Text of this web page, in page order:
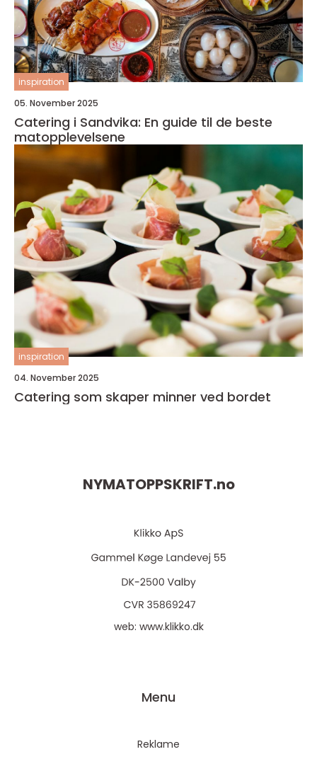
inspiration
05. November 2025
Catering i Sandvika: En guide til de beste
matopplevelsene
inspiration
04. November 2025
Catering som skaper minner ved bordet
NYMATOPPSKRIFT.no
web: www.klikko.dk
Menu
Reklame